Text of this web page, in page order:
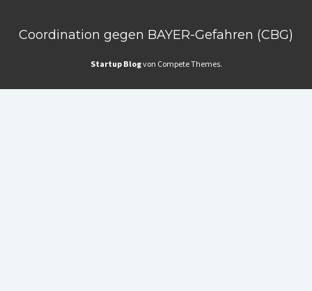
Coordination gegen BAYER-Gefahren (CBG)
Startup Blogvon Compete Themes.